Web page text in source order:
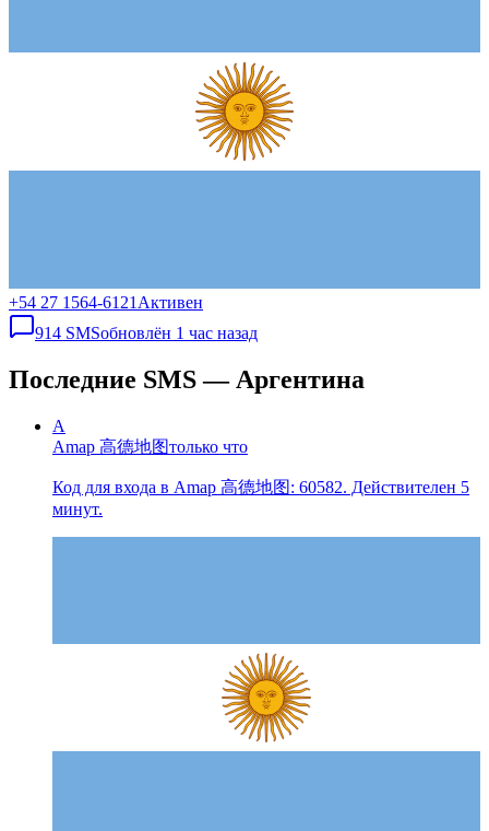
+54 27 1564-6121 Активен
914 SMSобновлён 1 час назад
Последние SMS — Аргентина
A
Amap 高德地图только что
Код для входа в Amap 高德地图: 60582. Действителен 5
минут.